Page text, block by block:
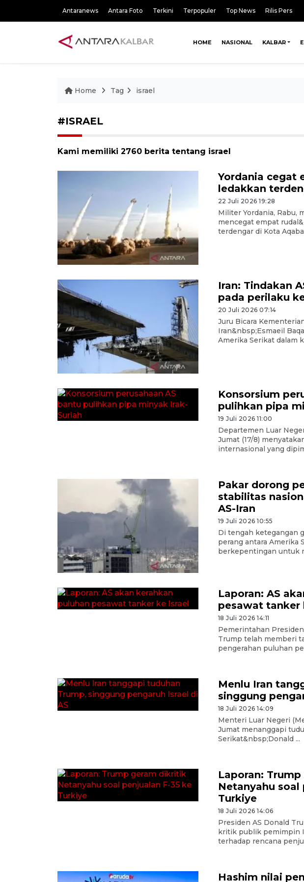
Antaranews Antara Foto Terkini Terpopuler Top News Rilis Pers
HOME NASIONAL KALBAR
Home Tag israel
#ISRAEL
Kami memiliki 2760 berita tentang israel
Yordania cegat
ledakkan
22 Juli 2026 19:28
Militer Yordania, Rabu,
mencegat empat
terdengar di Kota
Iran: Tindakan
pada perilaku
20 Juli 2026 07:14
Juru Bicara
Iran&nbsp;Esmaeil
Amerika Serikat dalam
Konsorsium
pulihkan pipa
19 Juli 2026 11:00
Departemen Luar
Jumat (17/8)
internasional yang
Pakar dorong
stabilitas
AS-Iran
19 Juli 2026 10:55
Di tengah ketegangan
perang antara Amerika
berkepentingan untuk
Laporan: AS
pesawat tanker
18 Juli 2026 14:11
Pemerintahan
Trump telah memberi
pengerahan puluhan
Menlu Iran
singgung
18 Juli 2026 14:09
Menteri Luar Negeri
Jumat menanggapi
Serikat&nbsp;Donald ...
Laporan:
Netanyahu soal
Turkiye
18 Juli 2026 14:06
Presiden AS Donald
kritik publik pemimpin
terhadap rencana
Hashim nilai